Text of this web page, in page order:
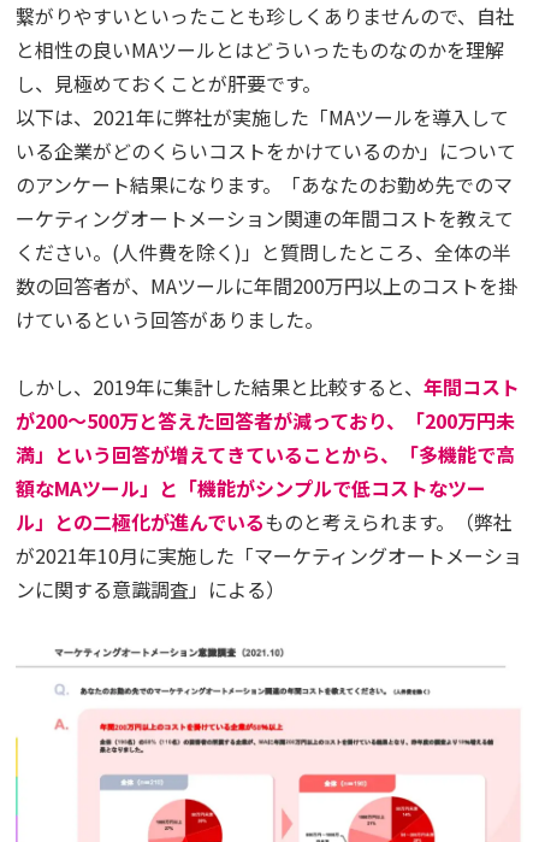
繋がりやすいといったことも珍しくありませんので、自社
と相性の良いMAツールとはどういったものなのかを理解
し、見極めておくことが肝要です。
以下は、2021年に弊社が実施した「MAツールを導入して
いる企業がどのくらいコストをかけているのか」について
のアンケート結果になります。「あなたのお勤め先でのマ
ーケティングオートメーション関連の年間コストを教えて
ください。(人件費を除く)」と質問したところ、全体の半
数の回答者が、MAツールに年間200万円以上のコストを掛
けているという回答がありました。
しかし、2019年に集計した結果と比較すると、年間コスト
が200～500万と答えた回答者が減っており、「200万円未
満」という回答が増えてきていることから、「多機能で高
額なMAツール」と「機能がシンプルで低コストなツー
ル」との二極化が進んでいるものと考えられます。（弊社
が2021年10月に実施した「マーケティングオートメーショ
ンに関する意識調査」による）